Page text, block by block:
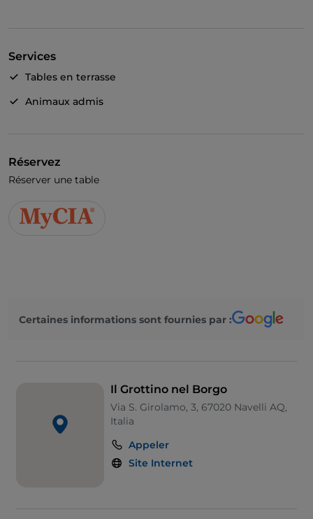
Services
Tables en terrasse
Animaux admis
Réservez
Réserver une table
Certaines informations sont fournies par :
Il Grottino nel Borgo
Via S. Girolamo, 3, 67020 Navelli AQ,
Italia
Appeler
Site Internet